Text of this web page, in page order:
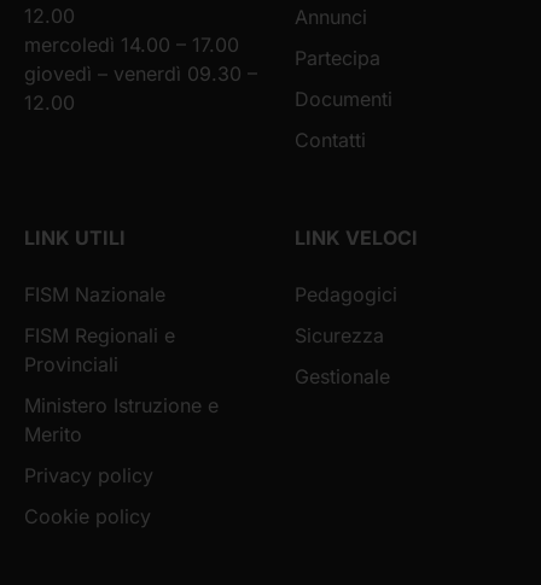
12.00
mercoledì 14.00 – 17.00
giovedì – venerdì 09.30 –
12.00
Annunci
Partecipa
Documenti
Contatti
LINK UTILI
FISM Nazionale
FISM Regionali e
Provinciali
Ministero Istruzione e
Merito
Privacy policy
Cookie policy
LINK VELOCI
Pedagogici
Sicurezza
Gestionale